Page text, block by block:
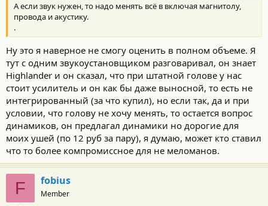
А если звук нужен, то надо менять всё в включая магнитолу,
провода и акустику.
.
Ну это я наверное не смогу оценить в полном объеме. Я
тут с одним звукоустановщиком разговаривал, он знает
Highlander и он сказал, что при штатной голове у нас
стоит усилитель и он как бы даже выносной, то есть не
интегрированный (за что купил), но если так, да и при
условии, что голову не хочу менять, то остается вопрос
динамиков, он предлагал динамики но дорогие для
моих ушей (по 12 руб за пару), я думаю, может кто ставил
что то более компромиссное для не меломанов.
F fobius
Member